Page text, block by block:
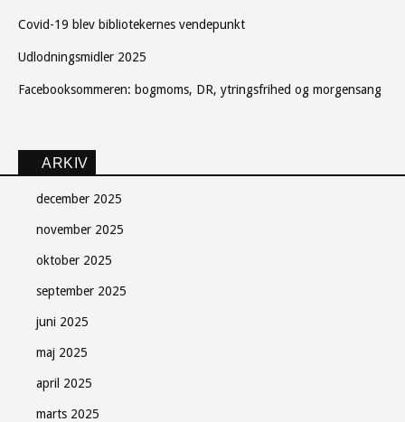
Covid-19 blev bibliotekernes vendepunkt
Udlodningsmidler 2025
Facebooksommeren: bogmoms, DR, ytringsfrihed og morgensang
ARKIV
december 2025
november 2025
oktober 2025
september 2025
juni 2025
maj 2025
april 2025
marts 2025